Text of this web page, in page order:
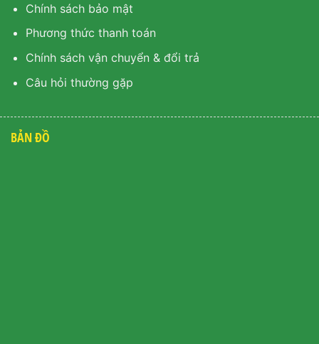
Chính sách bảo mật
Phương thức thanh toán
Chính sách vận chuyển & đổi trả
Câu hỏi thường gặp
BẢN ĐỒ